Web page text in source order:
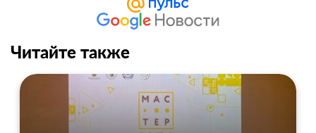
Читайте также